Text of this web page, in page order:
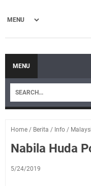
MENU
Home / Berita / Info /
Nabila Huda
5/24/2019